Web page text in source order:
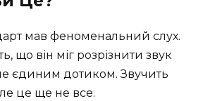
мав феноменальний слух.
що він міг розрізнити звук
єдиним дотиком. Звучить
це ще не все.